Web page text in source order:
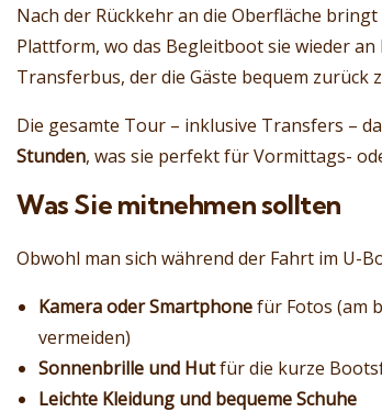
Nach der Rückkehr an die Oberfläche
Plattform, wo das Begleitboot sie wieder
Transferbus, der die Gäste bequem zurück
Die gesamte Tour – inklusive Transfers –
Stunden, was sie perfekt für Vormittags-
Was Sie mitnehmen sollten
Obwohl man sich während der Fahrt im U-
Kamera oder Smartphonefür Fotos (am
vermeiden)
Sonnenbrille und Hutfür die kurze
Leichte Kleidung und bequeme Schuhe